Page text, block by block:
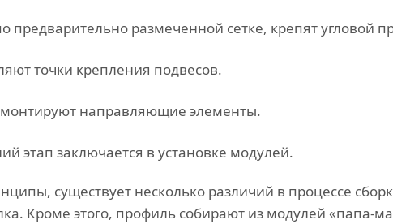
предварительно размеченной сетке, крепят угловой
точки крепления подвесов.
направляющие элементы.
этап заключается в установке модулей.
существует несколько различий в процессе
Кроме этого, профиль собирают из модулей «папа-